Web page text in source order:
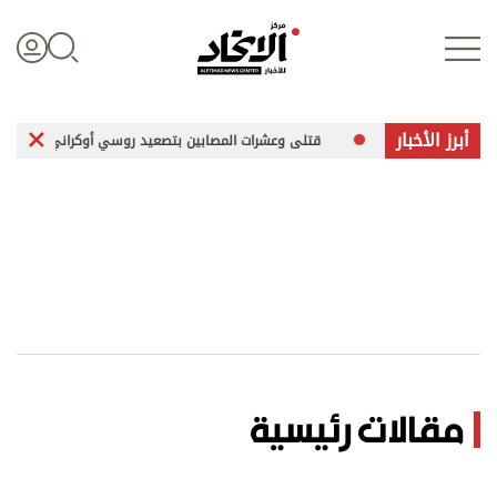
الأخبار العالمية
اقتصاد
الرياضة
أبرز الأخبار قتلى وعشرات المصابين بتصعيد روسي أوكراني
مقالات رئيسية